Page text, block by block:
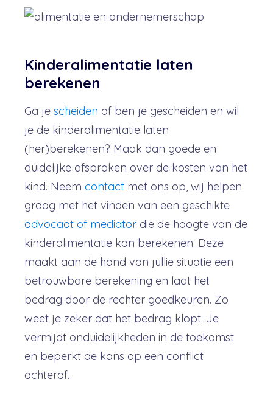
Kinderalimentatie laten
berekenen
Ga je scheiden of ben je gescheiden en wil
je de kinderalimentatie laten
(her)berekenen? Maak dan goede en
duidelijke afspraken over de kosten van het
kind. Neem contact met ons op, wij helpen
graag met het vinden van een geschikte
advocaat of mediator die de hoogte van de
kinderalimentatie kan berekenen. Deze
maakt aan de hand van jullie situatie een
betrouwbare berekening en laat het
bedrag door de rechter goedkeuren. Zo
weet je zeker dat het bedrag klopt. Je
vermijdt onduidelijkheden in de toekomst
en beperkt de kans op een conflict
achteraf.